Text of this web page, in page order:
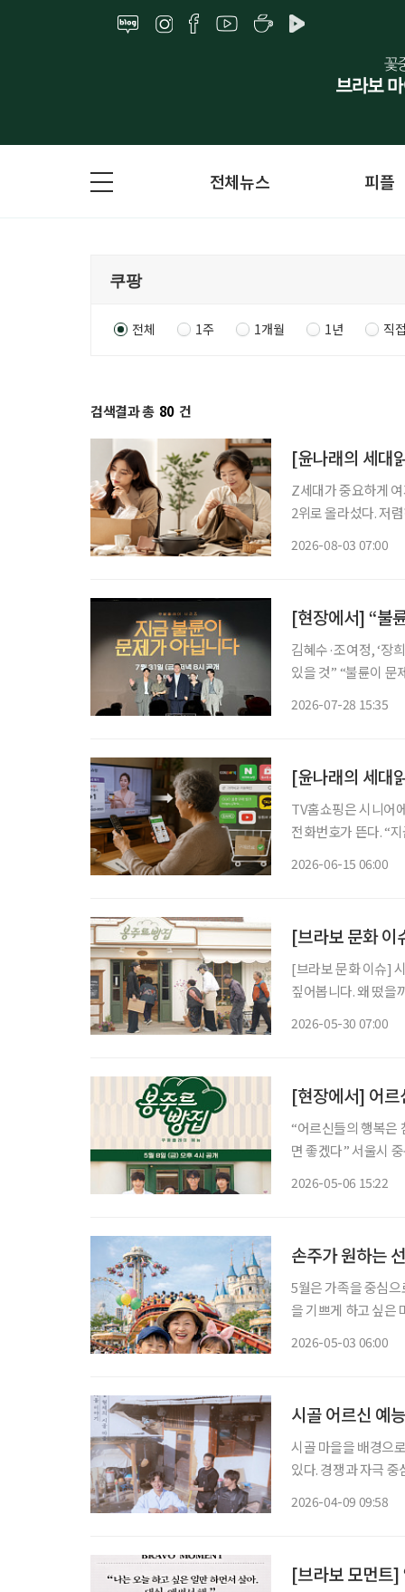
전체뉴스 피플
전체 1주 1개월 1년 직
검색결과 총 80 건
[윤나래의 세대
Z세대가 중요하게
2위로 올라섰다. 저
2026-08-03 07:00
[현장에서] “불
김혜수·조여정, ‘장희빈’ 이후 24년 만에
있을 것” “불륜이 문제가 아니라면 도대체 무엇이 문제일까?” 완벽해 보이던 두 가족의 일상
2026-07-28 15:35
[윤나래의 세대
TV홈쇼핑은 시니어
전화번호가 뜬다. “
2026-06-15 06:00
[브라보 문화
[브라보 문화 이슈]
짚어봅니다. 왜 떴을까? 초고령사회 속 색다른 예능이 등장했다. 지난 8일 첫 방송된 쿠팡플레
2026-05-30 07:00
[현장에서] 어르
“어르신들의 행복은
면 좋겠다” 서울시 중구 ‘커뮤니티하우스 마실’에서 쿠팡플레이 새 예능 프로그램 ‘봉주르빵
2026-05-06 15:22
손주가 원하는
5월은 가족을 중심
을 기쁘게 하고 싶은
2026-05-03 06:00
시골 어르신 예
시골 마을을 배경으
있다. 경쟁과 자극
2026-04-09 09:58